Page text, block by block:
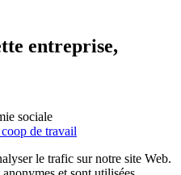
entreprise,
sociale
de travail
le trafic sur notre site Web.